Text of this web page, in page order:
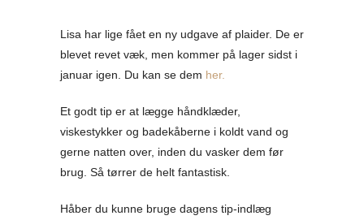
Lisa har lige fået en ny udgave af plaider. De er
blevet revet væk, men kommer på lager sidst i
januar igen. Du kan se dem her.
Et godt tip er at lægge håndklæder,
viskestykker og badekåberne i koldt vand og
gerne natten over, inden du vasker dem før
brug. Så tørrer de helt fantastisk.
Håber du kunne bruge dagens tip-indlæg